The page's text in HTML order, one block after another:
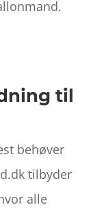
til
behøver
tilbyder
alle